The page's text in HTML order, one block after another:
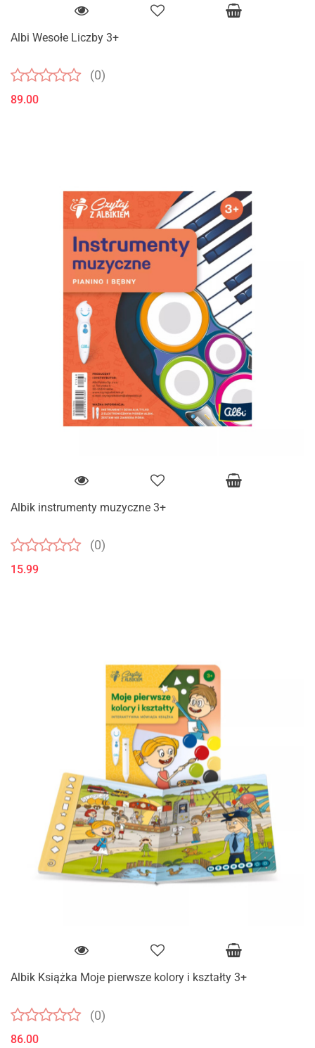
Albi Wesołe Liczby 3+
(0)
89.00
Albik instrumenty muzyczne 3+
(0)
15.99
Albik Książka Moje pierwsze kolory i kształty 3+
(0)
86.00